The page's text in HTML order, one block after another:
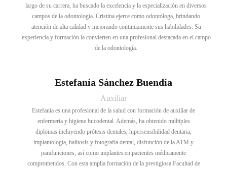
largo de su carrera, ha buscado la excelencia y la especialización en diversos
campos de la odontología. Cristina ejerce como odontóloga, brindando
atención de alta calidad y mejorando continuamente sus habilidades. Su
experiencia y formación la convierten en una profesional destacada en el campo
de la odontología.
Estefanía Sánchez Buendía
Auxiliar
Estefanía es una profesional de la salud con formación de auxiliar de
enfermería y higiene bucodental. Además, ha obtenido múltiples
diplomas incluyendo prótesis dentales, hipersensibilidad dentaria,
implantología, halitosis y fotografía dental, disfunción de la ATM y
parafunciones, así como implantes en pacientes médicamente
comprometidos. Con esta amplia formación de la prestigiosa Facultad de